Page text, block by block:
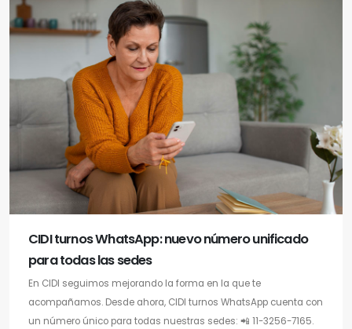
CIDI turnos WhatsApp: nuevo número unificado
para todas las sedes
En CIDI seguimos mejorando la forma en la que te
acompañamos. Desde ahora, CIDI turnos WhatsApp cuenta con
un número único para todas nuestras sedes: 📲 11-3256-7165.